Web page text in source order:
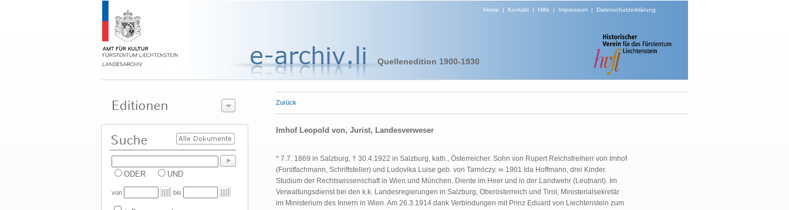
Home | Kontakt| Hilfe | Impressum| Datenschutzerklärung
Quellenedition 1900-1930
ODER UND
von bis
Zurück
Imhof Leopold von, Jurist, Landesverweser
* 7.7. 1869 in Salzburg, † 30.4.1922 in Salzburg, kath., Österreicher. Sohn von Rupert Reichsfreiherr von Imhof
(Forstfachmann, Schriftsteller) und Ludovika Luise geb. von Tarnóczy. ∞ 1901 Ida Hoffmann, drei Kinder.
Studium der Rechtswissenschaft in Wien und München. Diente im Heer und in der Landwehr (Leutnant). Im
Verwaltungsdienst bei den k.k. Landesregierungen in Salzburg, Oberösterreich und Tirol; Ministerialsekretär
im Ministerium des Innern in Wien. Am 26.3.1914 dank Verbindungen mit Prinz Eduard von Liechtenstein zum